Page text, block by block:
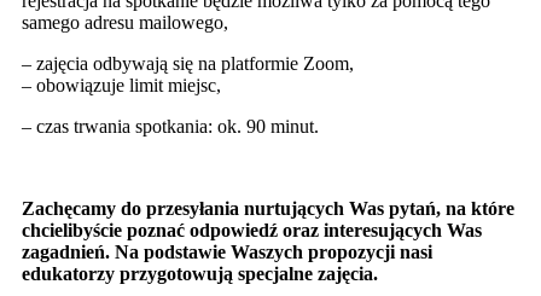
samego adresu mailowego,
– zajęcia odbywają się na platformie Zoom,
– obowiązuje limit miejsc,
– czas trwania spotkania: ok. 90 minut.
Zachęcamy do przesyłania nurtujących Was pytań, na które
chcielibyście poznać odpowiedź oraz interesujących Was
zagadnień. Na podstawie Waszych propozycji nasi
edukatorzy przygotowują specjalne zajęcia.